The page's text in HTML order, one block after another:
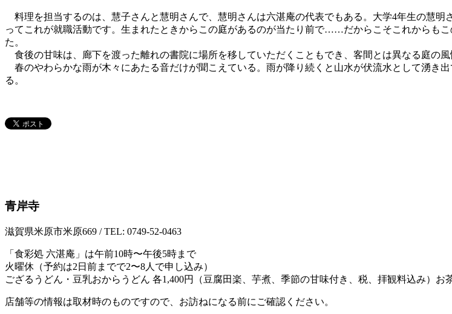
料理を担当するのは、慧子さんと慧明さんで、慧明さんは六湛庵の代表でもある。大学4年生の慧
ってこれが就職活動です。生まれたときからこの庭があるのが当たり前で……だからこそこれからも
た。
食後の甘味は、廊下を渡った離れの書院に場所を移していただくこともでき、客間とは異なる庭の
春のやわらかな雨が木々にあたる音だけが聞こえている。雨が降り続くと山水が伏流水として湧き
る。
青岸寺
滋賀県米原市米原669 / TEL: 0749-52-0463
「食彩処 六湛庵」は午前10時〜午後5時まで
火曜休（予約は2日前までで2〜8人で申し込み）
ござるうどん・豆乳おからうどん 各1,400円（豆腐田楽、芋煮、季節の甘味付き、税、拝観料込み）お
店舗等の情報は取材時のものですので、お訪ねになる前にご確認ください。